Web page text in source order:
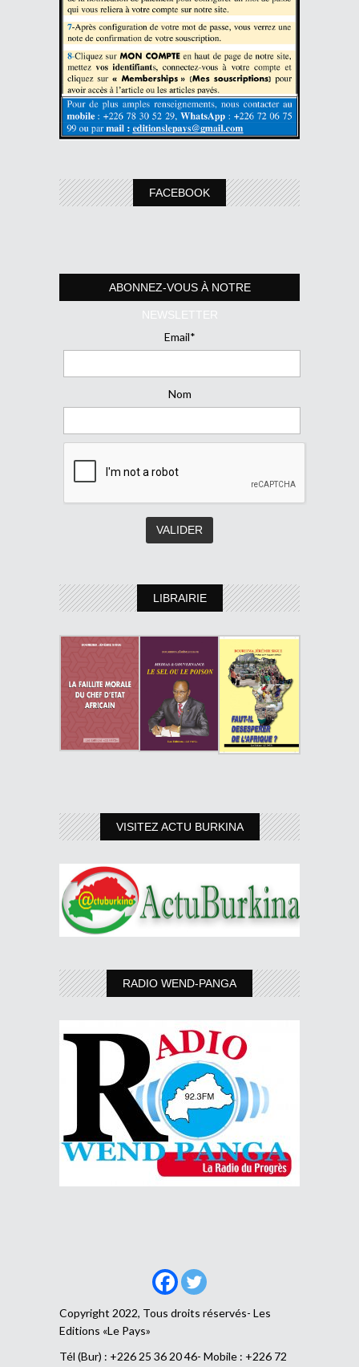
FACEBOOK
ABONNEZ-VOUS À NOTRE
NEWSLETTER
Email*
Nom
LIBRAIRIE
VISITEZ ACTU BURKINA
RADIO WEND-PANGA
Copyright 2022, Tous droits réservés- Les
Editions «Le Pays»
Tél (Bur) : +226 25 36 20 46- Mobile : +226 72